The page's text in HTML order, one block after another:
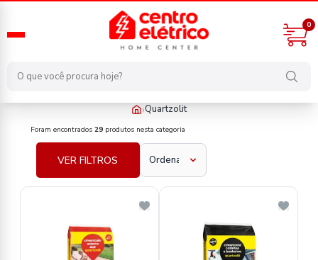
0
›Quartzolit
fabricante/quartzolit
Foram encontrados 29 produtos nesta categoria
VER FILTROS